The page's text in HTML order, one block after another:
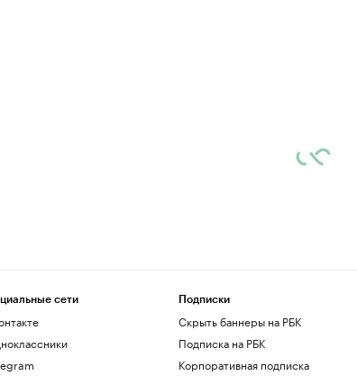
сети Подписки
Скрыть баннеры на РБК
Подписка на РБК
Корпоративная подписка